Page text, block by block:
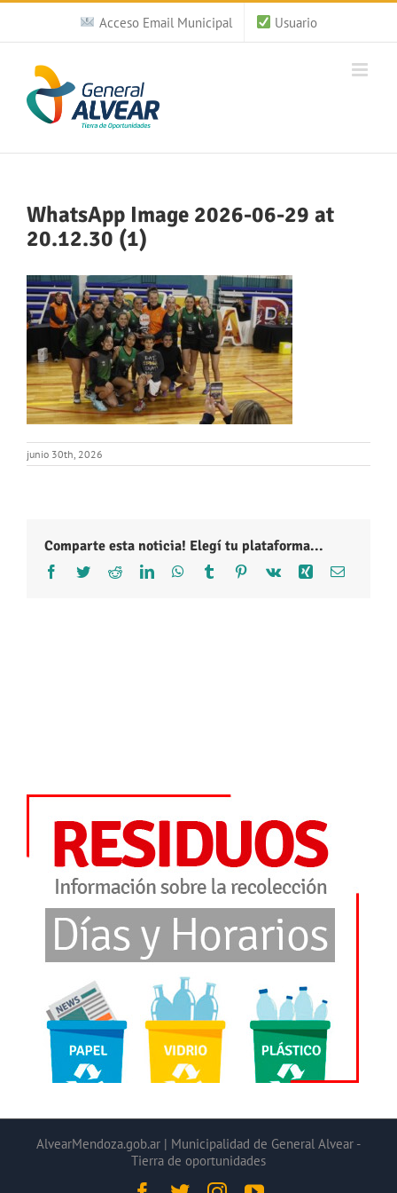
Saltar
contenido
Acceso Email Municipal Usuario
WhatsApp Image 2026-06-29 at
20.12.30 (1)
junio 30th, 2026
Comparte esta noticia! Elegí tu plataforma...
Facebook
TwitterRedditLinkedInWhatsApp
Tumblr Pinterest
Vk Xing Correo
AlvearMendoza.gob.ar | Municipalidad de General Alvear -
Tierra de oportunidades